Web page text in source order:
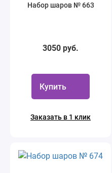
Набор шаров № 663
3050 руб.
Купить
Заказать в 1 клик